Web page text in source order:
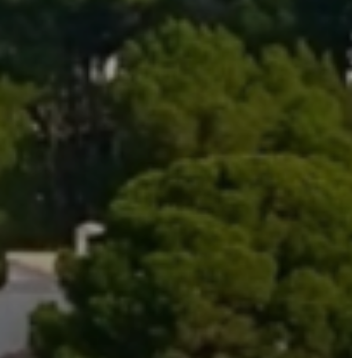
Deze site gebruikt cookies en Google
technologieën om het siteverkeer te analyseren.
Het doel van marketingcookies is advertenties
weergeven die zijn afgestemd op en relevant zijn
worden zo waardevoller voor uitgevers en externe